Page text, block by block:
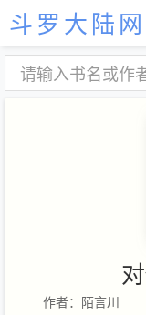
斗罗大陆网
作者：陌言川